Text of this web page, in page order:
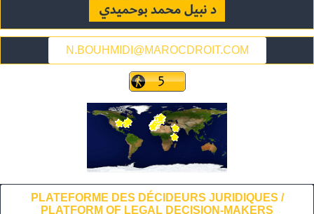
N.BOUHMIDI@MAROCDROIT.COM
PLATEFORME DES DÉCIDEURS JURIDIQUES /
PLATFORM OF LEGAL DECISION-MAKERS